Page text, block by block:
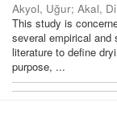
Akyol, Uğur; Akal,
This study is
several empirical and
literature to define
purpose, ...